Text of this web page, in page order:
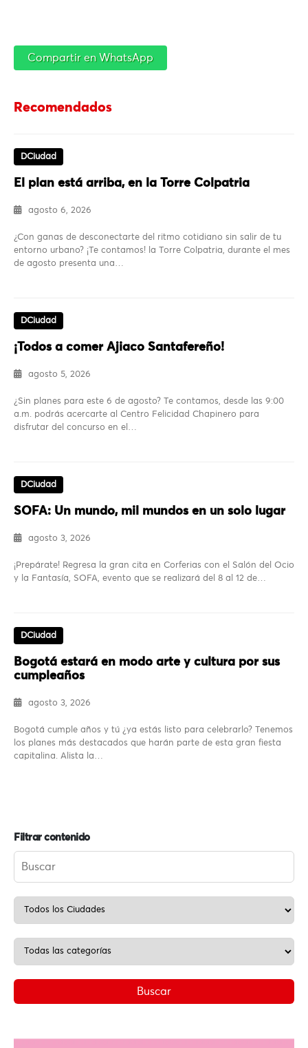
Compartir en WhatsApp
Recomendados
DCiudad
El plan está arriba, en la Torre Colpatria
agosto 6, 2026
¿Con ganas de desconectarte del ritmo cotidiano sin salir de tu
entorno urbano? ¡Te contamos! la Torre Colpatria, durante el mes
de agosto presenta una…
DCiudad
¡Todos a comer Ajiaco Santafereño!
agosto 5, 2026
¿Sin planes para este 6 de agosto? Te contamos, desde las 9:00
a.m. podrás acercarte al Centro Felicidad Chapinero para
disfrutar del concurso en el…
DCiudad
SOFA: Un mundo, mil mundos en un solo lugar
agosto 3, 2026
¡Prepárate! Regresa la gran cita en Corferias con el Salón del Ocio
y la Fantasía, SOFA, evento que se realizará del 8 al 12 de…
DCiudad
Bogotá estará en modo arte y cultura por sus
cumpleaños
agosto 3, 2026
Bogotá cumple años y tú ¿ya estás listo para celebrarlo? Tenemos
los planes más destacados que harán parte de esta gran fiesta
capitalina. Alista la…
Filtrar contenido